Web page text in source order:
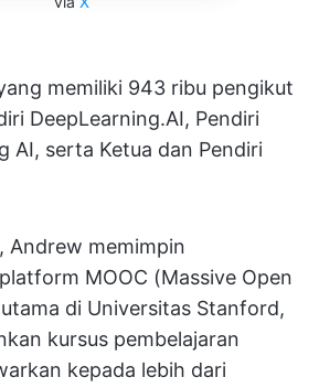
memiliki 943 ribu pengikut
DeepLearning.AI, Pendiri
AI, serta Ketua dan Pendiri
Andrew memimpin
MOOC (Massive Open
di Universitas Stanford,
kursus pembelajaran
kepada lebih dari